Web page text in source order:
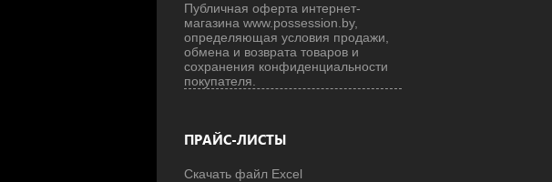
Публичная оферта интернет-
магазина www.possession.by,
определяющая условия продажи,
обмена и возврата товаров и
сохранения конфиденциальности
покупателя.
ПРАЙС-ЛИСТЫ
Скачать файл Excel